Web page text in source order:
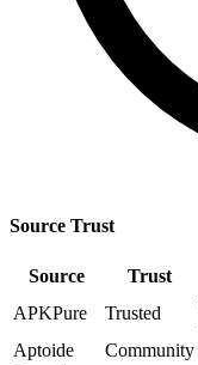
Source Trust
Source Trust
APKPure
Trusted
Aptoide
Community